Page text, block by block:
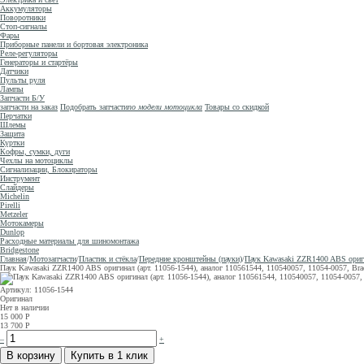
Аккумуляторы
Поворотники
Стоп-сигналы
Фары
Приборные панели и бортовая электроника
Реле-регуляторы
Генераторы и стартёры
Датчики
Пульты руля
Лампы
Запчасти Б/У
запчасти на заказ Подобрать запчастипо модели мотоцикла Товары со скидкой
Перчатки
Шлемы
Защита
Куртки
Кофры, сумки, дуги
Чехлы на мотоциклы
Сигнализации, Блокираторы
Инструмент
Слайдеры
Michelin
Pirelli
Metzeler
Мотокамеры
Dunlop
Расходные материалы для шиномонтажа
Bridgestone
Главная/Мотозапчасти/Пластик и стёкла/Передние кронштейны (пауки)/Паук Kawasaki ZZR1400 ABS
Паук Kawasaki ZZR1400 ABS оригинал (арт. 11056-1544), аналог 110561544, 110540057, 11054-0057,
Артикул: 11056-1544
Оригинал
Нет в наличии
15 000 Р
13 700 Р
–
+